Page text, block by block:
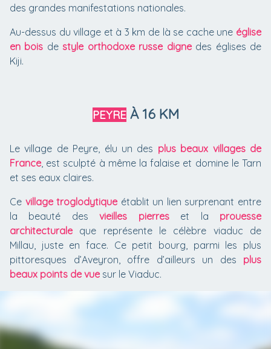
des grandes manifestations nationales.
Au-dessus du village et à 3 km de là se cache une église
en bois de style orthodoxe russe dignedes églises de
Kiji.
PEYREÀ 16 KM
Le village de Peyre, élu un des plus beaux villages de
France , est sculpté à même la falaise et domine le Tarn
et ses eaux claires.
Ce village troglodytique établit un lien surprenant entre
la beauté desvieilles pierreset la prouesse
architecturale que représente le célèbre viaduc de
Millau, juste en face. Ce petit bourg, parmi les plus
pittoresques d’Aveyron, offre d’ailleurs un des plus
beaux points de vue sur le Viaduc.